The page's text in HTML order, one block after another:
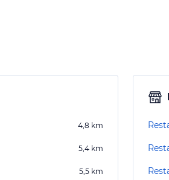
4,8 km
5,4 km
5,5 km